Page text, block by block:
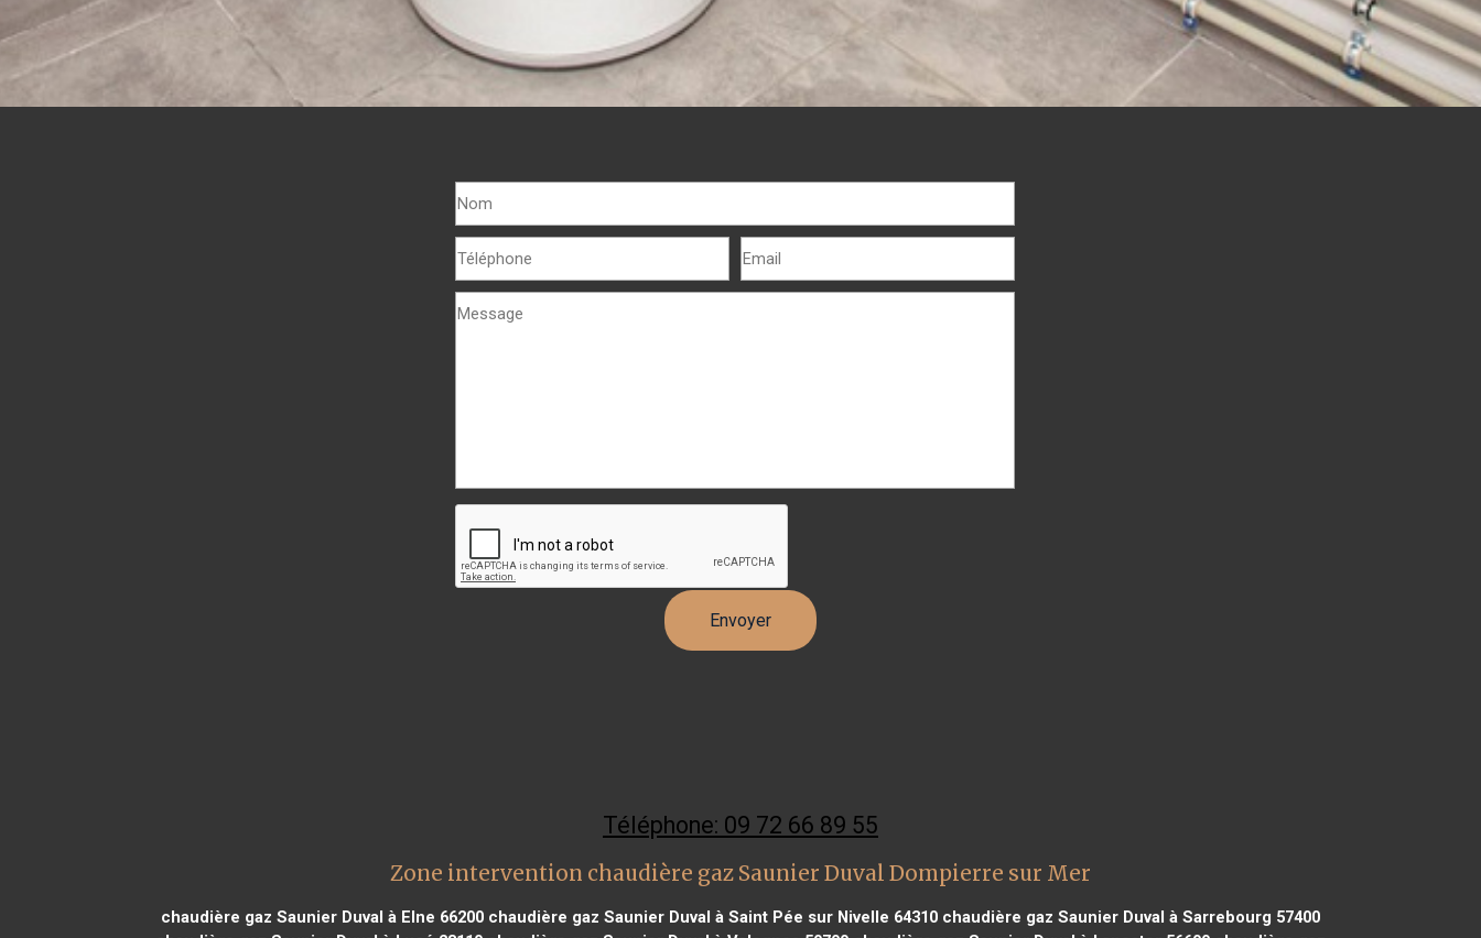
Téléphone: 09 72 66 89 55
Zone intervention chaudière gaz Saunier Duval Dompierre sur Mer
chaudière gaz Saunier Duval à Elne 66200 chaudière gaz Saunier Duval à Saint Pée sur Nivelle 64310 chaudière gaz Saunier Duval à Sarrebourg 57400